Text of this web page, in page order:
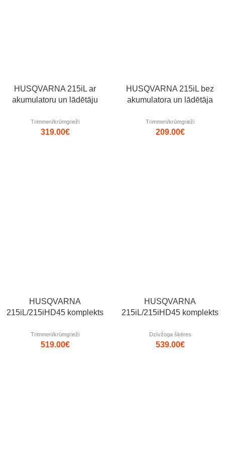
HUSQVARNA 215iL ar
akumulatoru un lādētāju
Trimmeri/krūmgrieži
319.00€
HUSQVARNA 215iL bez
akumulatora un lādētāja
Trimmeri/krūmgrieži
209.00€
HUSQVARNA
215iL/215iHD45 komplekts
Trimmeri/krūmgrieži
519.00€
HUSQVARNA
215iL/215iHD45 komplekts
Dzīvžoga šķēres
539.00€